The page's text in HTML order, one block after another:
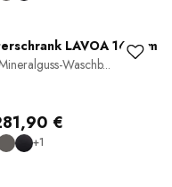
LAVOA 160 cm
Waschb...
€
+1